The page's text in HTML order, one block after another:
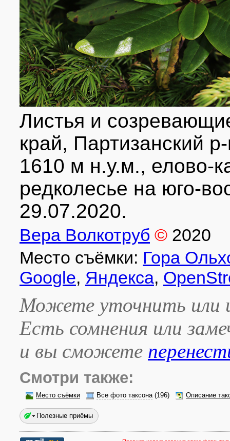
Листья и
край, Партизанский
1610 м н.у.м., елово-
редколесье на юго-
29.07.2020.
Вера Волкотруб © 2020
Место съёмки: Гора
Google, Яндекса,
Можете уточнить или
Есть сомнения или
и вы сможете
Смотри также:
Место съёмки Все фото таксона(196) Описание
Полезные приёмы